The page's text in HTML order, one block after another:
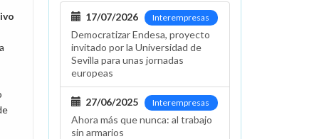
Interempresas
17/07/2026
Democratizar Endesa, proyecto
invitado por la Universidad de
Sevilla para unas jornadas
europeas
Interempresas
27/06/2025
Ahora más que nunca: al trabajo
sin armarios